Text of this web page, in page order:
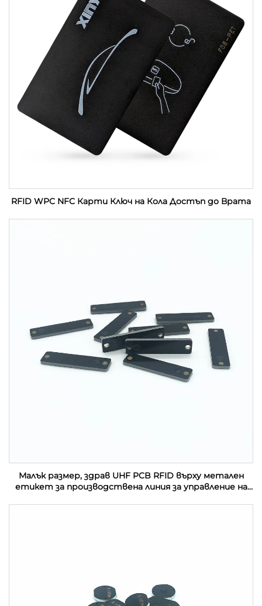
RFID WPC NFC Карти Ключ на Кола Достъп до Врата
Малък размер, здрав UHF PCB RFID върху метален
етикет за производствена линия за управление на